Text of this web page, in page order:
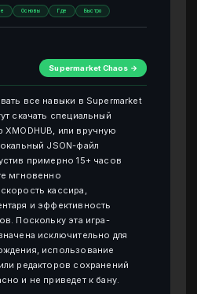
Основы Где Быстро
Supermarket Chaos →
все навыки в Supermarket
скачать специальный
или вручную
JSON-файл
примерно 15+ часов
мгновенно
кассира,
и эффективность
Поскольку эта игра-
исключительно для
использование
редакторов сохранений
и не приведет к бану.